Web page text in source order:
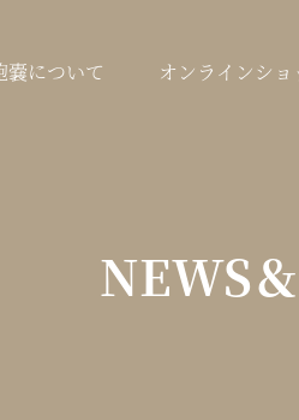
嚢について オンラインショ
NEWS